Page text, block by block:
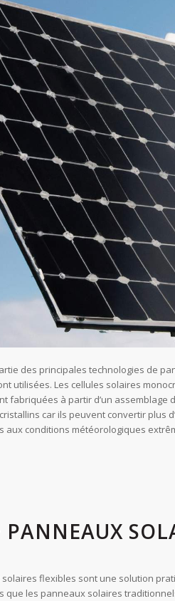
des principales technologies de
utilisées. Les cellules solaires
fabriquées à partir d’un
car ils peuvent convertir
aux conditions météorologiques
PANNEAUX
flexibles sont une solution
les panneaux solaires